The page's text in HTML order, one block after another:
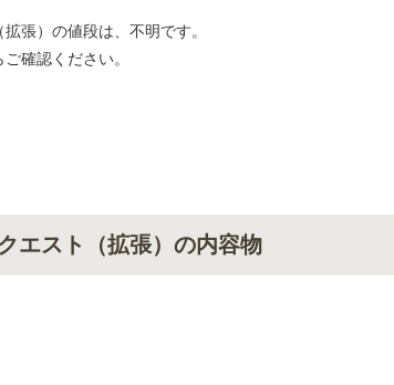
張）の値段は、不明です。
確認ください。
エスト（拡張）の内容物